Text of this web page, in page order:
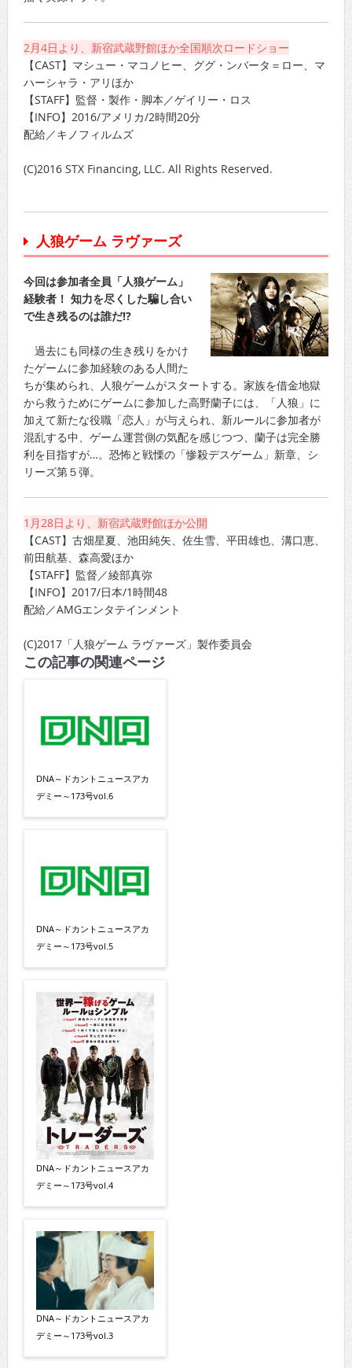
2月4日より、新宿武蔵野館ほか全国順次ロードショー
【CAST】マシュー・マコノヒー、ググ・ンバータ＝ロー、マ
ハーシャラ・アリほか
【STAFF】監督・製作・脚本／ゲイリー・ロス
【INFO】2016/アメリカ/2時間20分
配給／キノフィルムズ
(C)2016 STX Financing, LLC. All Rights Reserved.
人狼ゲーム ラヴァーズ
今回は参加者全員「人狼ゲーム」
経験者！ 知力を尽くした騙し合い
で生き残るのは誰だ!?
過去にも同様の生き残りをかけ
たゲームに参加経験のある人間た
ちが集められ、人狼ゲームがスタートする。家族を借金地獄
から救うためにゲームに参加した高野蘭子には、「人狼」に
加えて新たな役職「恋人」が与えられ、新ルールに参加者が
混乱する中、ゲーム運営側の気配を感じつつ、蘭子は完全勝
利を目指すが…。恐怖と戦慄の「惨殺デスゲーム」新章、シ
リーズ第５弾。
1月28日より、新宿武蔵野館ほか公開
【CAST】古畑星夏、池田純矢、佐生雪、平田雄也、溝口恵、
前田航基、森高愛ほか
【STAFF】監督／綾部真弥
【INFO】2017/日本/1時間48
配給／AMGエンタテインメント
(C)2017「人狼ゲーム ラヴァーズ」製作委員会
この記事の関連ページ
DNA～ドカントニュースアカ
デミー～173号vol.6
DNA～ドカントニュースアカ
デミー～173号vol.5
DNA～ドカントニュースアカ
デミー～173号vol.4
DNA～ドカントニュースアカ
デミー～173号vol.3